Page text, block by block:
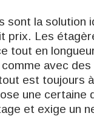
la solution
prix. Les
tout en
avec
est toujours
une certaine
et exige un